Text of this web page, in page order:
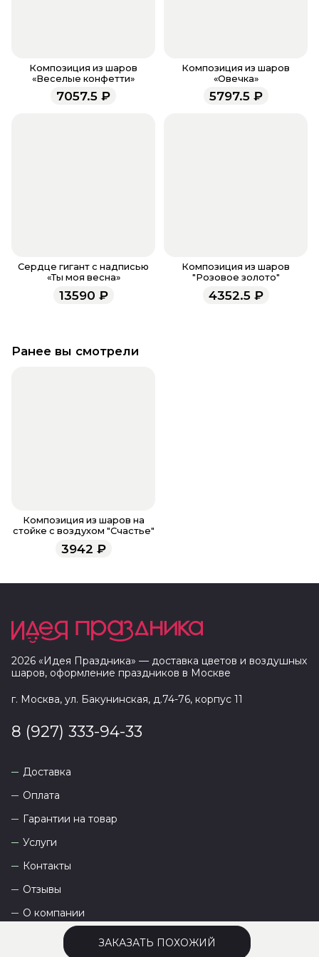
ЗАКАЗАТЬ ПОХОЖИЙ
заказа, звоните по номеру телефона 8 (927) 936-71-
86 или напишите WhatsApp +7 937 333-66-53
менеджеры работают ежедневно с 9.00 до 23.00 и
Композиция из шаров
«Веселые конфетти»
7057.5 ₽
Композиция из шаров
«Овечка»
5797.5₽
Сердце гигант с надписью
«Ты моя весна»
13590 ₽
Композиция из шаров
"Розовое золото"
4352.5₽
Ранее вы смотрели
Композиция из шаров на
стойке с воздухом "Счастье"
3942 ₽
2026 «Идея Праздника» — доставка цветов и воздушных
шаров, оформление праздников в Москве
г. Москва, ул. Бакунинская, д.74-76, корпус 11
8 (927) 333-94-33
Доставка
Оплата
Гарантии на товар
Услуги
Контакты
Отзывы
О компании